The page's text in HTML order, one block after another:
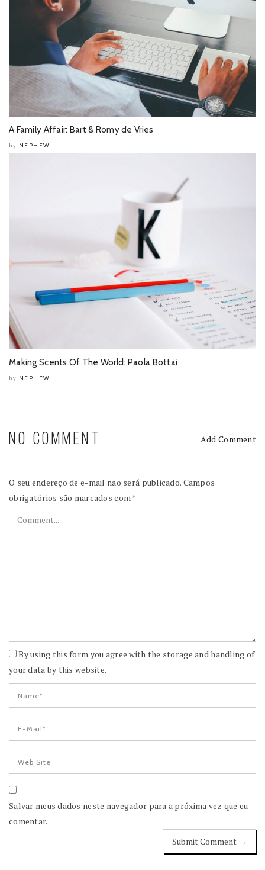
A Family Affair: Bart & Romy de Vries
by NEPHEW
Making Scents Of The World: Paola Bottai
by NEPHEW
NO COMMENT Add Comment
O seu endereço de e-mail não será publicado. Campos
obrigatórios são marcados com*
By using this form you agree with the storage and handling of
your data by this website.
Salvar meus dados neste navegador para a próxima vez que eu
comentar.